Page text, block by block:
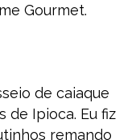
Gourmet.
de caiaque
de Ipioca. Eu fiz
remando